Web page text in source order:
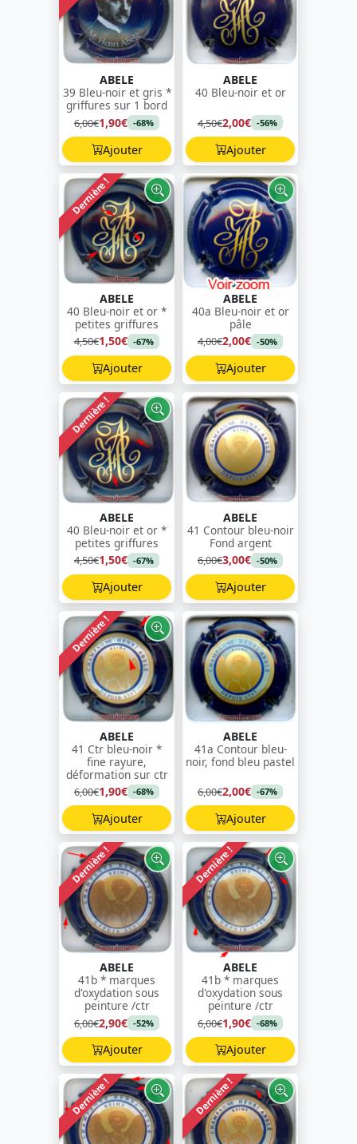
ABELE
39 Bleu-noir et gris *
griffures sur 1 bord
6,00€1,90€ -68%
Ajouter
ABELE
40 Bleu-noir et or
4,50€2,00€ -56%
Ajouter
Dernière !
ABELE
40 Bleu-noir et or *
petites griffures
4,50€1,50€ -67%
Ajouter
ABELE
40a Bleu-noir et or
pâle
4,00€2,00€ -50%
Ajouter
Dernière !
ABELE
40 Bleu-noir et or *
petites griffures
4,50€1,50€ -67%
Ajouter
ABELE
41 Contour bleu-noir
Fond argent
6,00€3,00€ -50%
Ajouter
Dernière !
ABELE
41 Ctr bleu-noir *
fine rayure,
déformation sur ctr
6,00€1,90€ -68%
Ajouter
ABELE
41a Contour bleu-
noir, fond bleu pastel
6,00€2,00€ -67%
Ajouter
Dernière !
ABELE
41b * marques
d'oxydation sous
peinture /ctr
6,00€2,90€ -52%
Ajouter
Dernière !
ABELE
41b * marques
d'oxydation sous
peinture /ctr
6,00€1,90€ -68%
Ajouter
Dernière ! Dernière !